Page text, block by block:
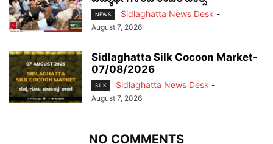
NEWS Sidlaghatta News Desk -
August 7, 2026
Sidlaghatta Silk Cocoon Market-
07/08/2026
SILK Sidlaghatta News Desk -
August 7, 2026
NO COMMENTS